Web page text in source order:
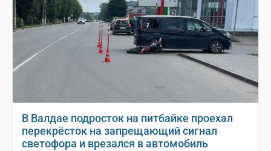
В Валдае подросток на питбайке проехал
перекрёсток на запрещающий сигнал
светофора и врезался в автомобиль